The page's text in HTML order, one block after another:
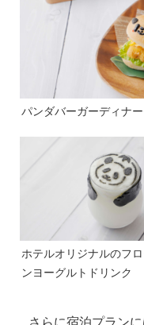
パンダバーガーディナー
ホテルオリジナルのフ
ンヨーグルトドリンク